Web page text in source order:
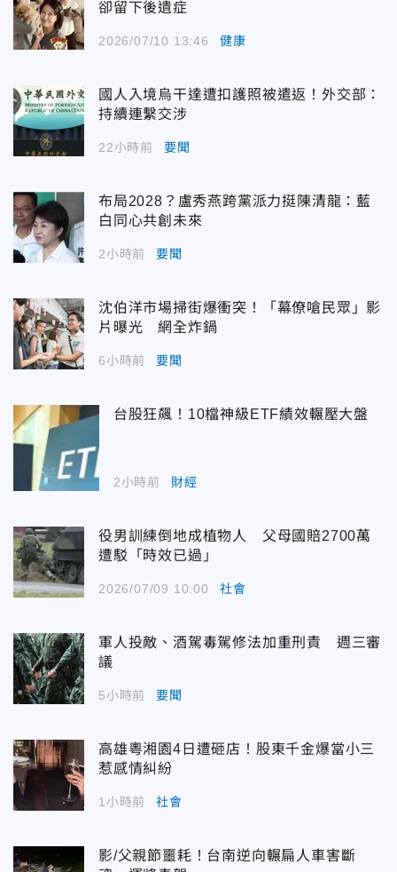
卻留下後遺症
2026/07/10 13:46 健康
國人入境烏干達遭扣護照被遣返！外交部：
持續連繫交涉
22小時前 要聞
布局2028？盧秀燕跨黨派力挺陳清龍：藍
白同心共創未來
2小時前 要聞
沈伯洋市場掃街爆衝突！「幕僚嗆民眾」影
片曝光 網全炸鍋
6小時前 要聞
台股狂飆！10檔神級ETF績效輾壓大盤
2小時前 財經
役男訓練倒地成植物人 父母國賠2700萬
遭駁「時效已過」
2026/07/09 10:00 社會
軍人投敵、酒駕毒駕修法加重刑責 週三審
議
5小時前 要聞
高雄粵湘園4日遭砸店！股東千金爆當小三
惹感情糾紛
1小時前 社會
影/父親節噩耗！台南逆向輾扁人車害斷